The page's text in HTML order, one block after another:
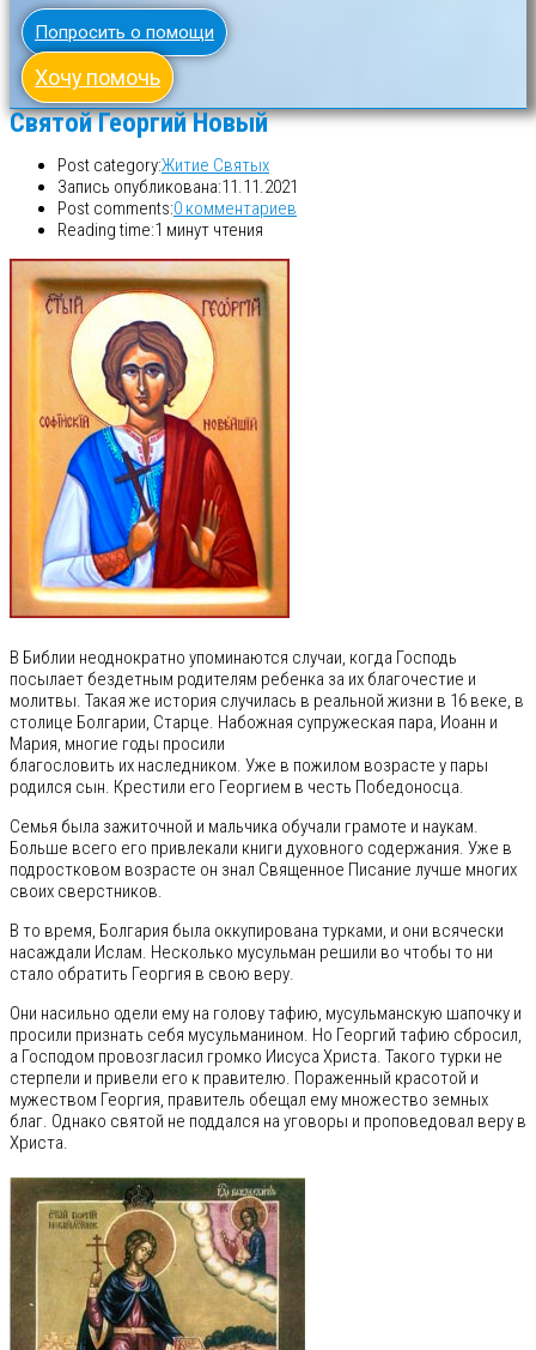
Попросить о помощи
Хочу помочь
Святой Георгий Новый
Post category:Житие Святых
Запись опубликована:11.11.2021
Post comments:0 комментариев
Reading time:1 минут чтения
В Библии неоднократно упоминаются случаи, когда Господь
посылает бездетным родителям ребенка за их благочестие и
молитвы. Такая же история случилась в реальной жизни в 16 веке, в
столице Болгарии, Старце. Набожная супружеская пара, Иоанн и
Мария, многие годы просили
благословить их наследником. Уже в пожилом возрасте у пары
родился сын. Крестили его Георгием в честь Победоносца.
Семья была зажиточной и мальчика обучали грамоте и наукам.
Больше всего его привлекали книги духовного содержания. Уже в
подростковом возрасте он знал Священное Писание лучше многих
своих сверстников.
В то время, Болгария была оккупирована турками, и они всячески
насаждали Ислам. Несколько мусульман решили во чтобы то ни
стало обратить Георгия в свою веру.
Они насильно одели ему на голову тафию, мусульманскую шапочку и
просили признать себя мусульманином. Но Георгий тафию сбросил,
а Господом провозгласил громко Иисуса Христа. Такого турки не
стерпели и привели его к правителю. Пораженный красотой и
мужеством Георгия, правитель обещал ему множество земных
благ. Однако святой не поддался на уговоры и проповедовал веру в
Христа.